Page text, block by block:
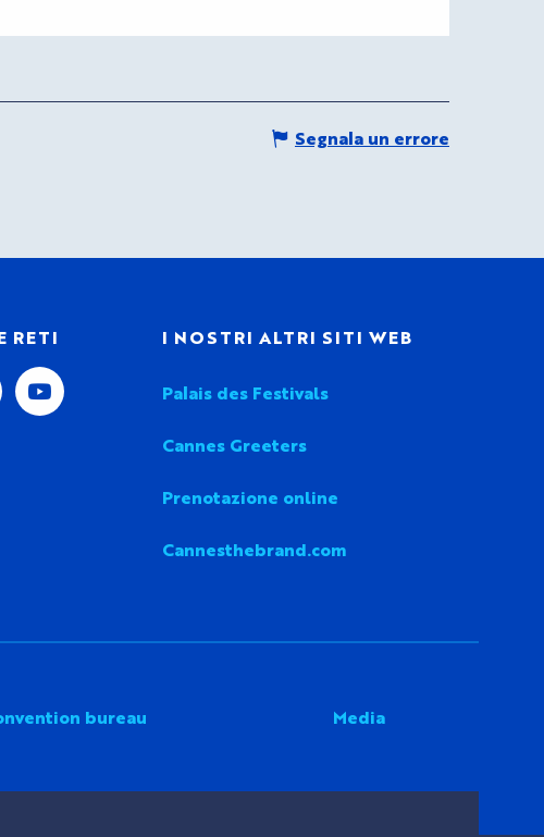
Segnala un errore
RETI I NOSTRI ALTRI SITI WEB
Palais des Festivals
Cannes Greeters
Prenotazione online
Cannesthebrand.com
bureau Media